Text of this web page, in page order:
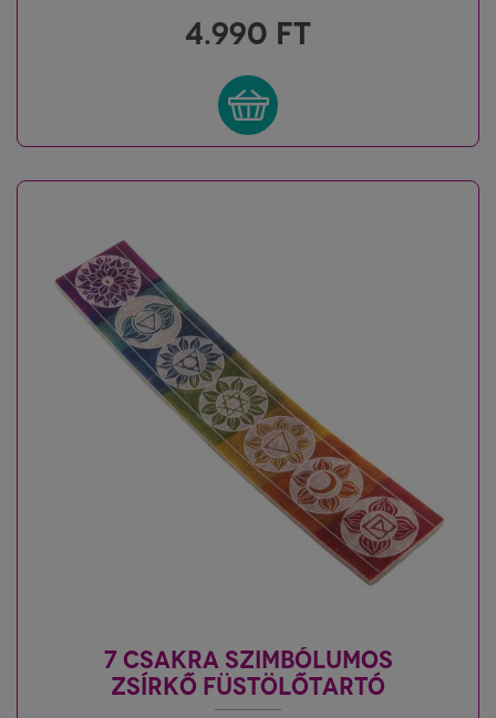
4.990 FT
7 CSAKRA SZIMBÓLUMOS
ZSÍRKŐ FÜSTÖLŐTARTÓ